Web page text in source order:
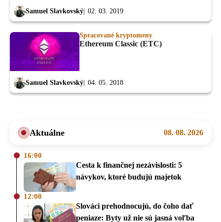
Samuel Slavkovský 02. 03. 2019
Spracované kryptomeny
Ethereum Classic (ETC)
Samuel Slavkovský 04. 05. 2018
Aktuálne 08. 08. 2026
16:00
Cesta k finančnej nezávislosti: 5
návykov, ktoré budujú majetok
12:00
Slováci prehodnocujú, do čoho dať
peniaze: Byty už nie sú jasná voľba